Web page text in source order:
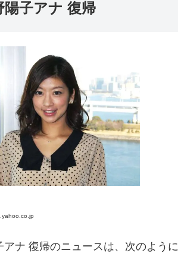
陽子アナ 復帰
アナ 復帰のニュースは、次のよう